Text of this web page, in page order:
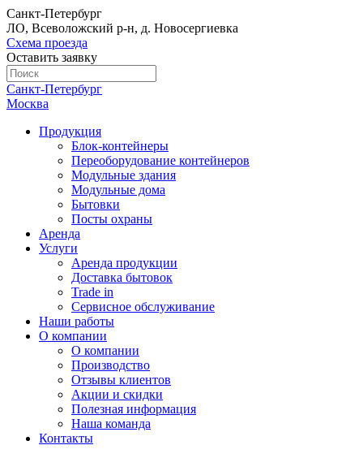
Санкт-Петербург
ЛО, Всеволожский р-н, д. Новосергиевка
Схема проезда
Оставить заявку
Санкт-Петербург
Москва
Продукция
Блок-контейнеры
Переоборудование контейнеров
Модульные здания
Модульные дома
Бытовки
Посты охраны
Аренда
Услуги
Аренда продукции
Доставка бытовок
Trade in
Сервисное обслуживание
Наши работы
О компании
О компании
Производство
Отзывы клиентов
Акции и скидки
Полезная информация
Наша команда
Контакты